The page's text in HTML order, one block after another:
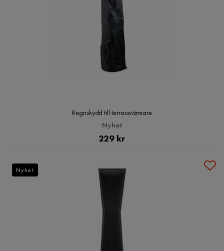
Regnskydd till terrassvärmare
Nyhet
Pris
229 kr
Nyhet